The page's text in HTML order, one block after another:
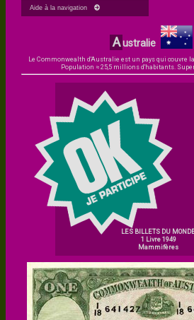
Aide à la navigation
A ustralie
Le Commonwealth d'Australie est un pays qui couvre
Population ≈ 25,5 millions d'habitants.
LES BILLETS DU
1 Livre 1949
Mammifères